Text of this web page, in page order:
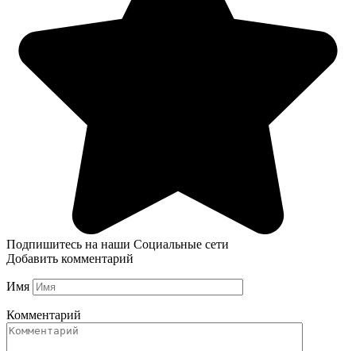
Подпишитесь на наши Социальные сети
Добавить комментарий
Имя
Комментарий